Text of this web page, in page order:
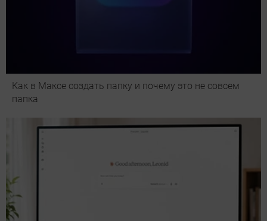
Как в Максе создать папку и почему это не совсем
папка